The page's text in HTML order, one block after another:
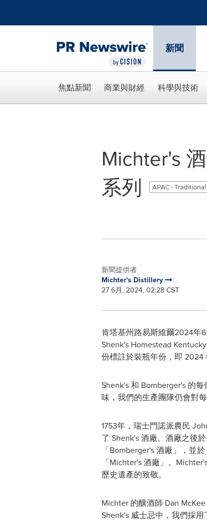
新聞
焦點新聞 商業與財經 科學與技術
Michter's
系列
APAC -
新聞提供者
Michter's Distillery
27 6月, 2024, 02:28 CST
肯塔基州路易斯維爾2024年
Shenk's Homestead
份標註於裝瓶年份，即 2024
Shenk's 和 Bomberger's 的
味，我們的生產團隊仍會對
1753年，瑞士門諾派農民
了 Shenk's 酒廠。酒廠之後
「Bomberger's 酒廠」，並
「Michter's 酒廠」。
歷史遺產的致敬。
Michter 的釀酒師 Dan McKee
Shenk's 威士忌中，我們採